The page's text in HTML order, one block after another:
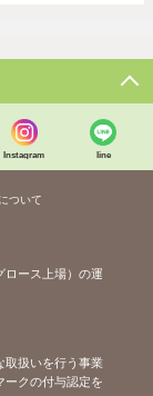
Instagram line
ついて
ロース上場）の運
取扱いを行う事業
ークの付与認定を